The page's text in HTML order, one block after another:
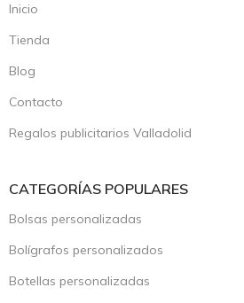
Inicio
Tienda
Blog
Contacto
Regalos publicitarios Valladolid
CATEGORÍAS POPULARES
Bolsas personalizadas
Bolígrafos personalizados
Botellas personalizadas